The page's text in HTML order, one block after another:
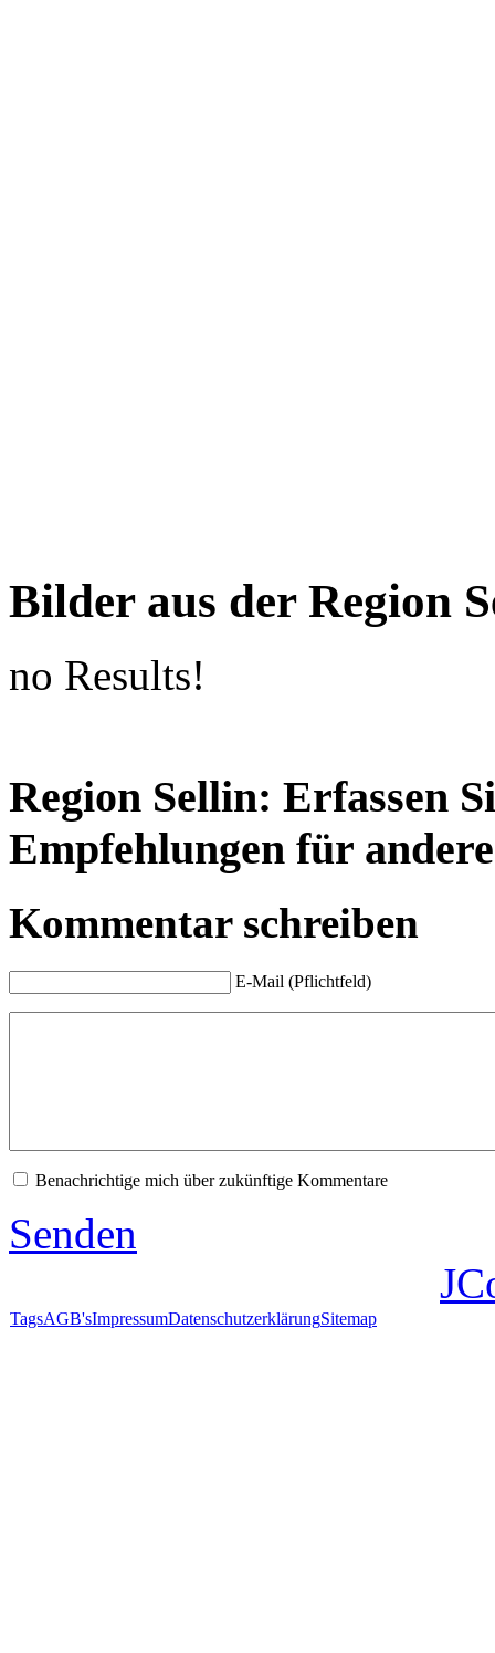
Bilder aus der Region
no Results!
Region Sellin: Erfassen
Empfehlungen für
Kommentar schreiben
E-Mail (Pflichtfeld)
Benachrichtige mich über zukünftige Kommentare
Senden
TagsAGB'sImpressumDatenschutzerklärungSitemap